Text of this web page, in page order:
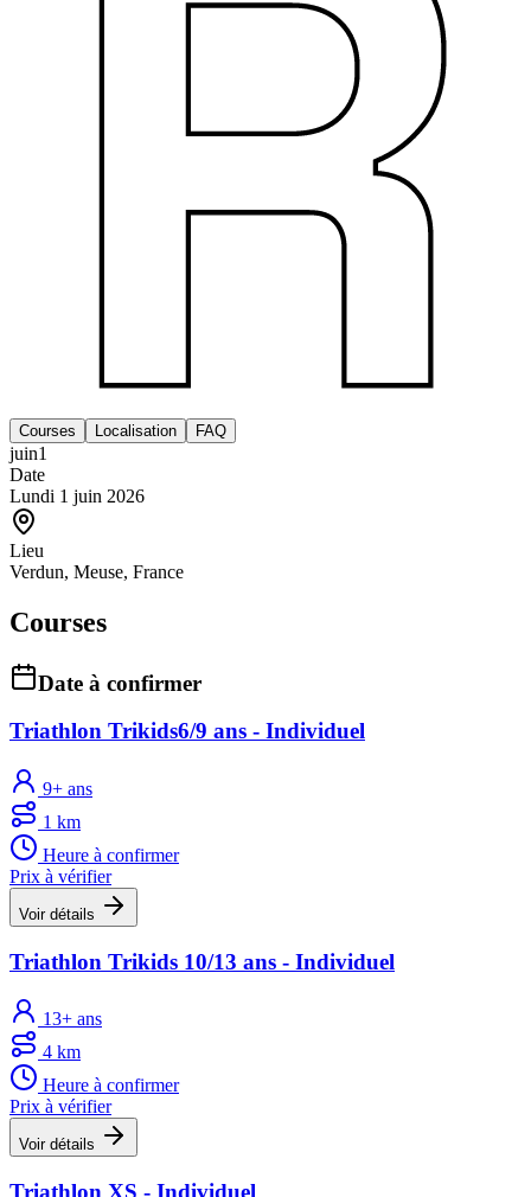
Courses Localisation FAQ
juin1
Date
Lundi 1 juin 2026
Lieu
Verdun, Meuse, France
Courses
Date à confirmer
Triathlon Trikids6/9 ans - Individuel
9+ ans
1 km
Heure à confirmer
Prix à vérifier
Voir détails
Triathlon Trikids 10/13 ans - Individuel
13+ ans
4 km
Heure à confirmer
Prix à vérifier
Voir détails
Triathlon XS - Individuel